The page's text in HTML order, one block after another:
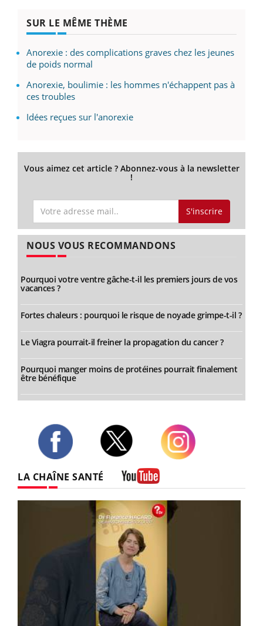
SUR LE MÊME THÈME
Anorexie : des complications graves chez les jeunes
de poids normal
Anorexie, boulimie : les hommes n'échappent pas à
ces troubles
Idées reçues sur l'anorexie
Vous aimez cet article ? Abonnez-vous à la newsletter
!
S'inscrire
NOUS VOUS RECOMMANDONS
Pourquoi votre ventre gâche-t-il les premiers jours de vos
vacances ?
Fortes chaleurs : pourquoi le risque de noyade grimpe-t-il ?
Le Viagra pourrait-il freiner la propagation du cancer ?
Pourquoi manger moins de protéines pourrait finalement
être bénéfique
LA CHAÎNE SANTÉ